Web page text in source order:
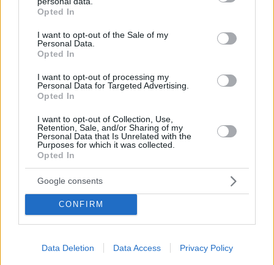
grant or deny consent to Google and its third-party tags to
use your data for below specified purposes in below Google
consent section.
Opted In
I want to opt-out of the Sale of my
Personal Data.
Opted In
I want to opt-out of processing my
Personal Data for Targeted Advertising.
Opted In
I want to opt-out of Collection, Use,
Retention, Sale, and/or Sharing of my
Personal Data that Is Unrelated with the
Purposes for which it was collected.
Opted In
Google consents
CONFIRM
Data Deletion Data Access Privacy Policy
Αγγειοχειρουργός, Διευθυντής στη Β’
Αγγειοχειρουργική Κλινική του
Νοσοκομείου ΥΓΕΙΑ και Υπεύθυνος Ιατρείου
Αγγειακών Δυσπλασιών στο Νοσοκομείο ΜΗΤΕΡΑ